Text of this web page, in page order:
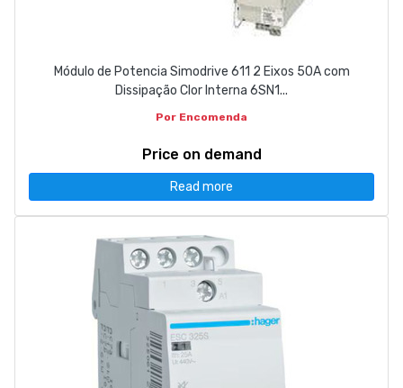
Módulo de Potencia Simodrive 611 2 Eixos 50A com
Dissipação Clor Interna 6SN1...
Por Encomenda
Price on demand
Read more